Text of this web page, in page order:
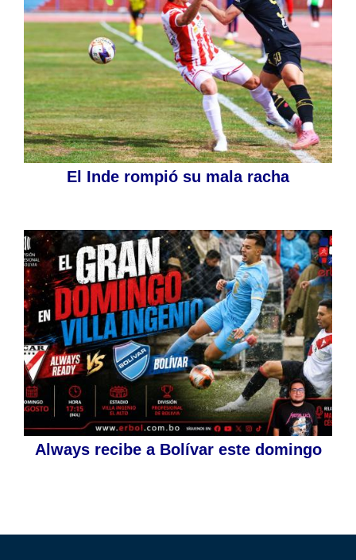
El Inde rompió su mala racha
Always recibe a Bolívar este domingo